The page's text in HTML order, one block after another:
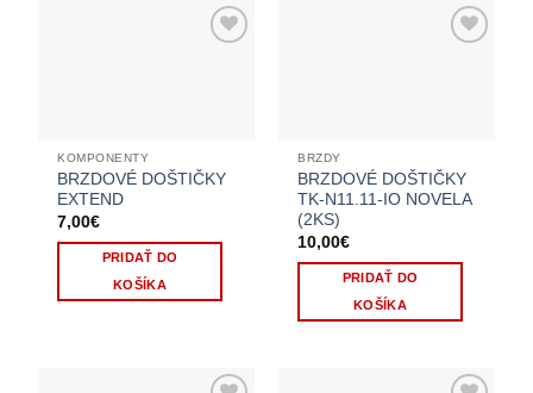
KOMPONENTY
BRZDOVÉ DOŠTIČKY
EXTEND
7,00€
PRIDAŤ DO
KOŠÍKA
BRZDY
BRZDOVÉ DOŠTIČKY
TK-N11.11-IO NOVELA
(2KS)
10,00€
PRIDAŤ DO
KOŠÍKA